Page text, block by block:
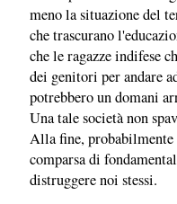
meno la situazione del
che trascurano
che le ragazze indifese
dei genitori per andare
potrebbero un domani
Una tale società non
Alla fine,
comparsa di
distruggere noi stessi.